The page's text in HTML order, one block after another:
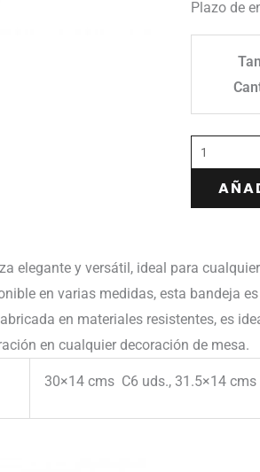
Plazo de
elegante y versátil, ideal para
en varias medidas, esta bandeja
en materiales resistentes, es
en cualquier decoración de mesa.
30×14 cms C6 uds., 31.5×14